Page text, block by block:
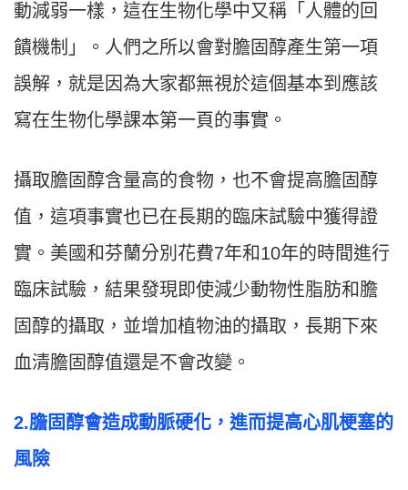
動減弱一樣，這在生物化學中又稱「人體的回
饋機制」。人們之所以會對膽固醇產生第一項
誤解，就是因為大家都無視於這個基本到應該
寫在生物化學課本第一頁的事實。
攝取膽固醇含量高的食物，也不會提高膽固醇
值，這項事實也已在長期的臨床試驗中獲得證
實。美國和芬蘭分別花費7年和10年的時間進行
臨床試驗，結果發現即使減少動物性脂肪和膽
固醇的攝取，並增加植物油的攝取，長期下來
血清膽固醇值還是不會改變。
2.膽固醇會造成動脈硬化，進而提高心肌梗塞的
風險